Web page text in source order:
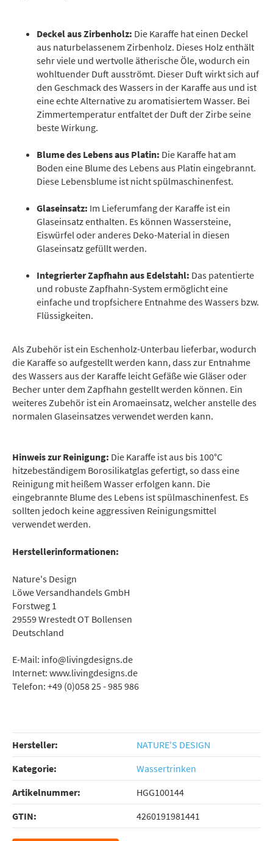
Deckel aus Zirbenholz: Die Karaffe hat einen Deckel
aus naturbelassenem Zirbenholz. Dieses Holz enthält
sehr viele und wertvolle ätherische Öle, wodurch ein
wohltuender Duft ausströmt. Dieser Duft wirkt sich auf
den Geschmack des Wassers in der Karaffe aus und ist
eine echte Alternative zu aromatisiertem Wasser. Bei
Zimmertemperatur entfaltet der Duft der Zirbe seine
beste Wirkung.
Blume des Lebens aus Platin: Die Karaffe hat am
Boden eine Blume des Lebens aus Platin eingebrannt.
Diese Lebensblume ist nicht spülmaschinenfest.
Glaseinsatz: Im Lieferumfang der Karaffe ist ein
Glaseinsatz enthalten. Es können Wassersteine,
Eiswürfel oder anderes Deko-Material in diesen
Glaseinsatz gefüllt werden.
Integrierter Zapfhahn aus Edelstahl: Das patentierte
und robuste Zapfhahn-System ermöglicht eine
einfache und tropfsichere Entnahme des Wassers bzw.
Flüssigkeiten.
Als Zubehör ist ein Eschenholz-Unterbau lieferbar, wodurch
die Karaffe so aufgestellt werden kann, dass zur Entnahme
des Wassers aus der Karaffe leicht Gefäße wie Gläser oder
Becher unter dem Zapfhahn gestellt werden können. Ein
weiteres Zubehör ist ein Aromaeinsatz, welcher anstelle des
normalen Glaseinsatzes verwendet werden kann.
Hinweis zur Reinigung: Die Karaffe ist aus bis 100°C
hitzebeständigem Borosilikatglas gefertigt, so dass eine
Reinigung mit heißem Wasser erfolgen kann. Die
eingebrannte Blume des Lebens ist spülmaschinenfest. Es
sollten jedoch keine aggressiven Reinigungsmittel
verwendet werden.
Herstellerinformationen:
Nature's Design
Löwe Versandhandels GmbH
Forstweg 1
29559 Wrestedt OT Bollensen
Deutschland
E-Mail: info@livingdesigns.de
Internet: www.livingdesigns.de
Telefon: +49 (0)058 25 - 985 986
Hersteller:
NATURE'S DESIGN
Kategorie:
Wassertrinken
Artikelnummer:
HGG100144
GTIN:
4260191981441